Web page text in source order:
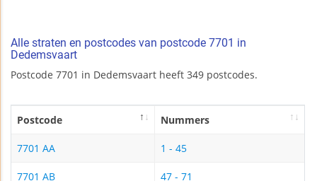
Alle straten en postcodes van postcode 7701 in
Dedemsvaart
Postcode 7701 in Dedemsvaart heeft 349 postcodes.
Postcode Nummers
7701 AA 1 - 45
7701 AB 47 - 71